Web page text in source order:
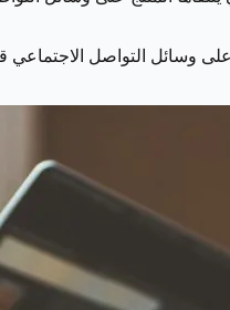
التواصل الاجتماعي